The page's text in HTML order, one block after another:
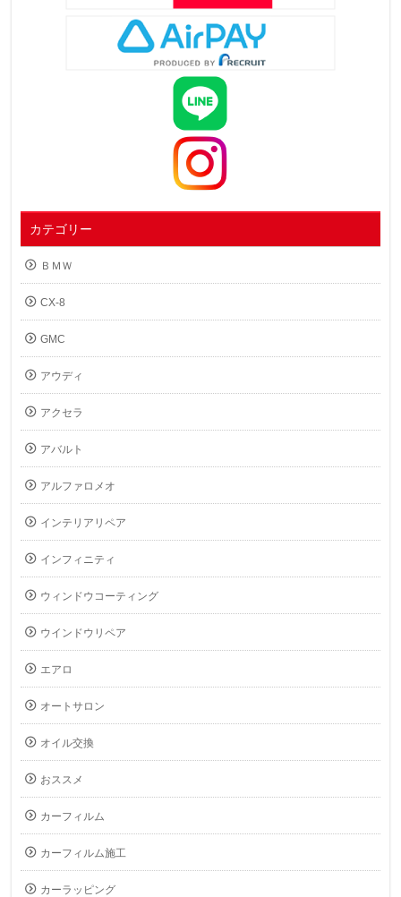
カテゴリー
ＢＭＷ
CX-8
GMC
アウディ
アクセラ
アバルト
アルファロメオ
インテリアリペア
インフィニティ
ウィンドウコーティング
ウインドウリペア
エアロ
オートサロン
オイル交換
おススメ
カーフィルム
カーフィルム施工
カーラッピング